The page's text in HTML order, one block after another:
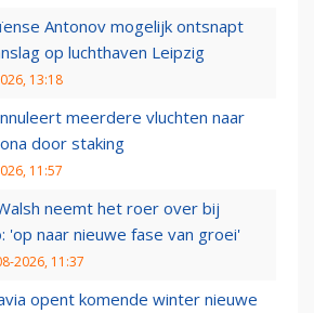
Antonov mogelijk ontsnapt
op luchthaven Leipzig
13:18
meerdere vluchten naar
door staking
11:57
neemt het roer over bij
'op naar nieuwe fase van groei'
2026, 11:37
opent komende winter nieuwe